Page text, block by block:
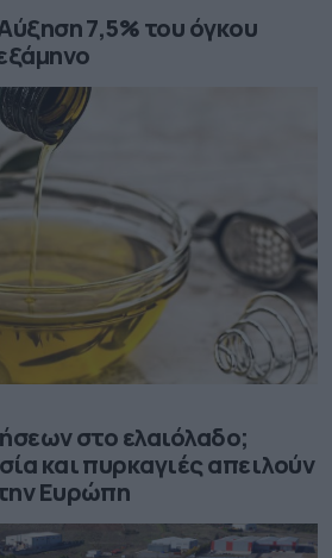
7,5% του όγκου
στο ελαιόλαδο;
και πυρκαγιές απειλούν
Ευρώπη